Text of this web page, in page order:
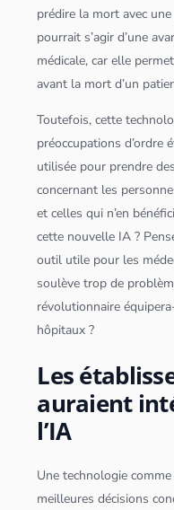
prédire la mort avec
pourrait s’agir d’une
médicale, car elle
avant la mort d’un
Toutefois, cette
préoccupations d’ordre
utilisée pour prendre
concernant les
et celles qui n’en
cette nouvelle IA ?
outil utile pour les
soulève trop de
révolutionnaire
hôpitaux ?
Les
auraient
l’IA
Une technologie
meilleures décisions